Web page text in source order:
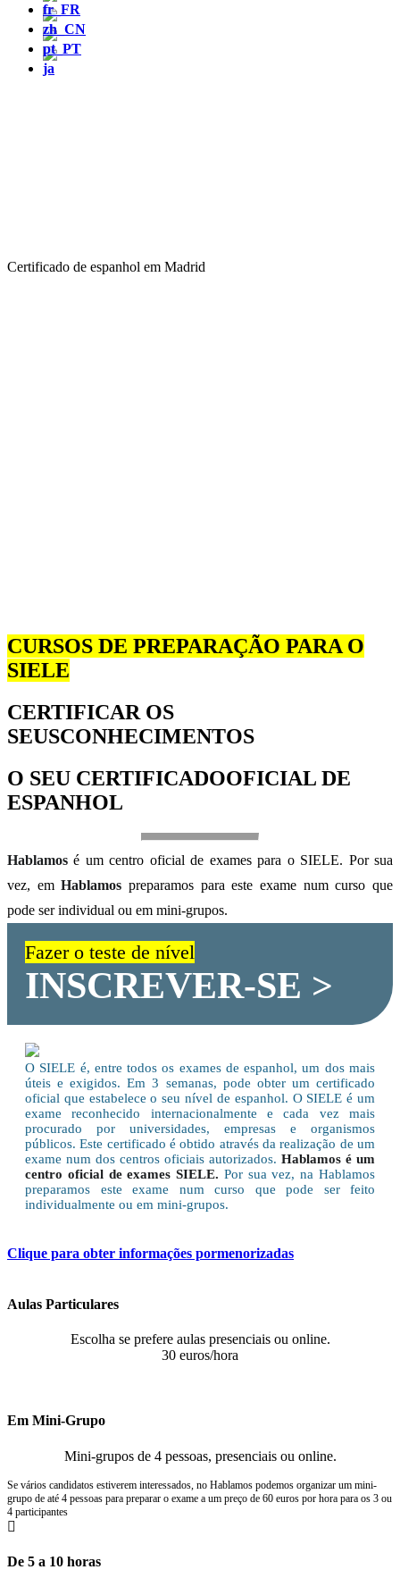
Certificado de espanhol em Madrid
CURSOS DE PREPARAÇÃO PARA O
SIELE
CERTIFICAR OS
SEUSCONHECIMENTOS
O SEU CERTIFICADOOFICIAL DE
ESPANHOL
Hablamos é um centro oficial de exames para o SIELE. Por sua
vez, emHablamos preparamos para este exame num curso que
pode ser individual ou em mini-grupos.
Fazer o teste de nível
INSCREVER-SE >
O SIELE é, entre todos os exames de espanhol, um dos mais
úteis e exigidos. Em 3 semanas, pode obter um certificado
oficial que estabelece o seu nível de espanhol. O SIELE é um
exame reconhecido internacionalmente e cada vez mais
procurado por universidades, empresas e organismos
públicos. Este certificado é obtido através da realização de um
exame num dos centros oficiais autorizados. Hablamos é um
centro oficial de exames SIELE. Por sua vez, na Hablamos
preparamos este exame num curso que pode ser feito
individualmente ou em mini-grupos.
Clique para obter informações pormenorizadas
Aulas Particulares
Escolha se prefere aulas presenciais ou online.
30 euros/hora
Em Mini-Grupo
Mini-grupos de 4 pessoas, presenciais ou online.
Se vários candidatos estiverem interessados, no Hablamos podemos organizar um mini-
grupo de até 4 pessoas para preparar o exame a um preço de 60 euros por hora para os 3 ou
4 participantes
De 5 a 10 horas